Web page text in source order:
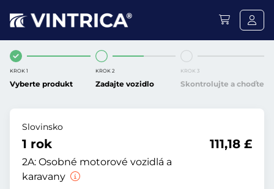
KROK 1
Vyberte produkt
KROK 2
Zadajte vozidlo
KROK 3
Skontrolujte a choďte
Slovinsko
1 rok
2A: Osobné motorové vozidlá a
karavany
111,18 £